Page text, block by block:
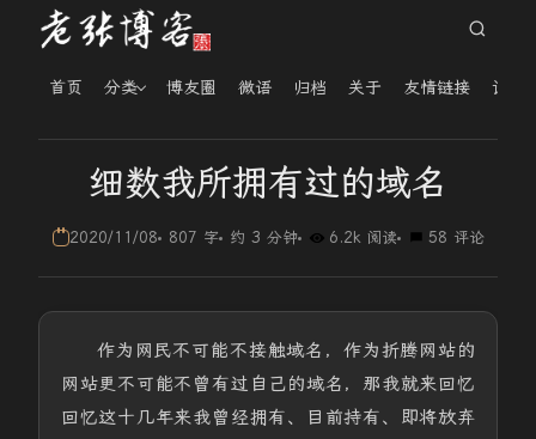
首页 分类 博友圈 微语 归档 关于 友情链接 读者
细数我所拥有过的域名
2020/11/08 807 字 约 3 分钟 6.2k 阅读 58 评论
作为网民不可能不接触域名，作为折腾网站的
网站更不可能不曾有过自己的域名，那我就来回忆
回忆这十几年来我曾经拥有、目前持有、即将放弃